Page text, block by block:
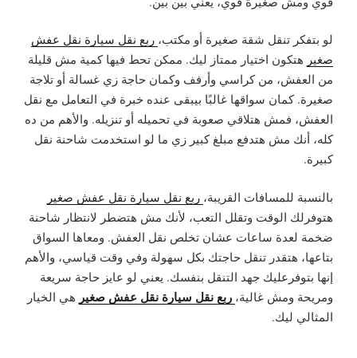
لو بتفكر تنقل شقة صغيرة أو مكتب، ربع نقل سيارة نقل عفش
صغير هتكون اختيار ممتاز ليك. ممكن تحط فيها كمية مش قليلة
من العفش، من كراسي وأرفف وكمان حاجة زي غسالة أو تلاجة
صغيرة. كمان سواقها غالبًا بيبقى عنده خبرة في التعامل مع نقل
العفش، فمش هتلاقي صعوبة في تحميله أو تنزيله. والأهم من ده
كله، أنك مش هتدفع مبلغ كبير زي ما لو استخدمت شاحنة نقل
كبيرة.
بالنسبة للمسافات القريبة، ربع نقل سيارة نقل عفش صغير
هتوفرلك الوقت وتقلل التعب، لأنك مش هتضطر لانتظار شاحنة
ضخمة لعدة ساعات عشان تخلص نقل العفش. ومعاها السواق
بتاعها، هتقدر تنقل حاجتك بكل سهولة وفي وقت قياسي، والأهم
إنها بتوفرعليك جهد التنقل بنفسك. يعني لو عايز حاجة سريعة
ومريحة ومش غالية، ربع نقل سيارة نقل عفش صغير هي الخيار
المثالي ليك.